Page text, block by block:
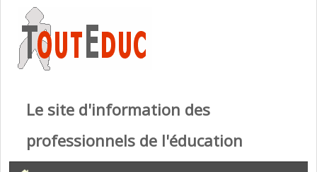
Le site d'information des
professionnels de l'éducation